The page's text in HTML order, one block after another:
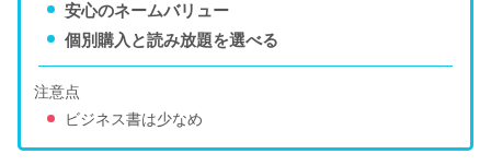
安心のネームバリュー
個別購入と読み放題を選べる
注意点
ビジネス書は少なめ